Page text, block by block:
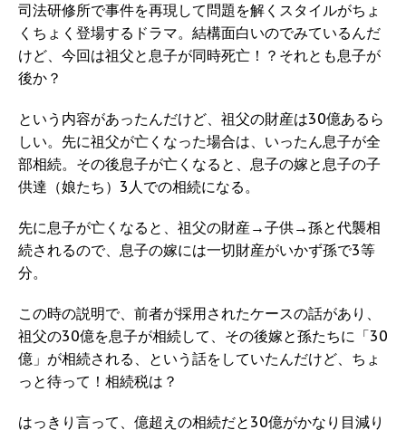
司法研修所で事件を再現して問題を解くスタイルがちょ
くちょく登場するドラマ。結構面白いのでみているんだ
けど、今回は祖父と息子が同時死亡！？それとも息子が
後か？
という内容があったんだけど、祖父の財産は30億あるら
しい。先に祖父が亡くなった場合は、いったん息子が全
部相続。その後息子が亡くなると、息子の嫁と息子の子
供達（娘たち）3人での相続になる。
先に息子が亡くなると、祖父の財産→子供→孫と代襲相
続されるので、息子の嫁には一切財産がいかず孫で3等
分。
この時の説明で、前者が採用されたケースの話があり、
祖父の30億を息子が相続して、その後嫁と孫たちに「30
億」が相続される、という話をしていたんだけど、ちょ
っと待って！相続税は？
はっきり言って、億超えの相続だと30億がかなり目減り